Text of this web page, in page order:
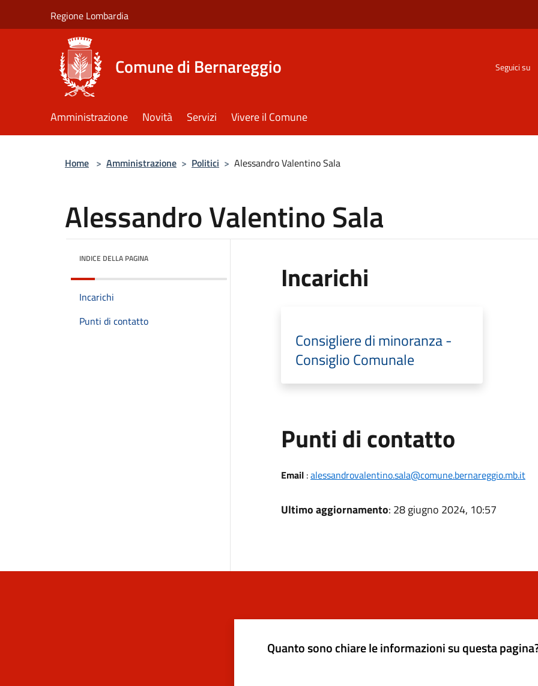
Regione Lombardia
Comune di Bernareggio Seguici su
Amministrazione Novità Servizi Vivere il Comune
Home > Amministrazione > Politici > Alessandro Valentino Sala
Alessandro Valentino Sala
INDICE DELLA PAGINA
Incarichi
Punti di contatto
Incarichi
Consigliere di minoranza -
Consiglio Comunale
Punti di contatto
Email:alessandrovalentino.sala@comune.bernareggio.mb.it
Ultimo aggiornamento: 28 giugno 2024, 10:57
Quanto sono chiare le informazioni su questa